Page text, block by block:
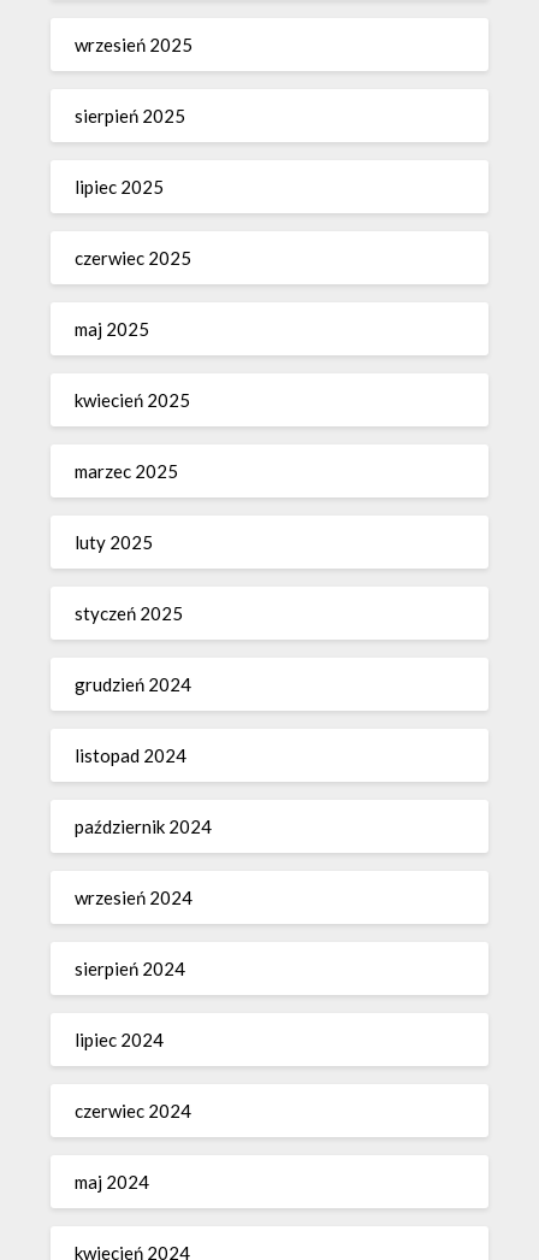
wrzesień 2025
sierpień 2025
lipiec 2025
czerwiec 2025
maj 2025
kwiecień 2025
marzec 2025
luty 2025
styczeń 2025
grudzień 2024
listopad 2024
październik 2024
wrzesień 2024
sierpień 2024
lipiec 2024
czerwiec 2024
maj 2024
kwiecień 2024